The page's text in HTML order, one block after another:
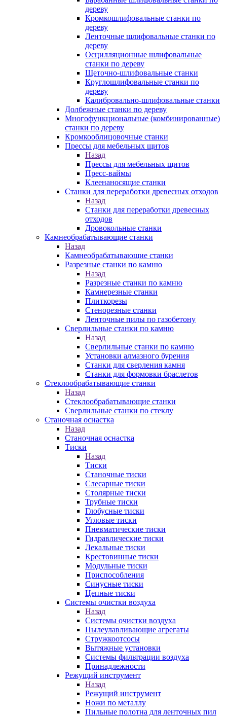
дереву
Кромкошлифовальные станки по
дереву
Ленточные шлифовальные станки по
дереву
Осцилляционные шлифовальные
станки по дереву
Щеточно-шлифовальные станки
Круглошлифовальные станки по
дереву
Калибровально-шлифовальные станки
Долбежные станки по дереву
Многофункциональные (комбинированные)
станки по дереву
Кромкооблицовочные станки
Прессы для мебельных щитов
Назад
Прессы для мебельных щитов
Пресс-ваймы
Клеенаносящие станки
Станки для переработки древесных отходов
Назад
Станки для переработки древесных
отходов
Дровокольные станки
Камнеобрабатывающие станки
Назад
Камнеобрабатывающие станки
Разрезные станки по камню
Назад
Разрезные станки по камню
Камнерезные станки
Плиткорезы
Стенорезные станки
Ленточные пилы по газобетону
Сверлильные станки по камню
Назад
Сверлильные станки по камню
Установки алмазного бурения
Станки для сверления камня
Станки для формовки браслетов
Стеклообрабатывающие станки
Назад
Стеклообрабатывающие станки
Сверлильные станки по стеклу
Станочная оснастка
Назад
Станочная оснастка
Тиски
Назад
Тиски
Станочные тиски
Слесарные тиски
Столярные тиски
Трубные тиски
Глобусные тиски
Угловые тиски
Пневматические тиски
Гидравлические тиски
Лекальные тиски
Крестовинные тиски
Модульные тиски
Приспособления
Синусные тиски
Цепные тиски
Системы очистки воздуха
Назад
Системы очистки воздуха
Пылеулавливающие агрегаты
Стружкоотсосы
Вытяжные установки
Системы фильтрации воздуха
Принадлежности
Режущий инструмент
Назад
Режущий инструмент
Ножи по металлу
Пильные полотна для ленточных пил